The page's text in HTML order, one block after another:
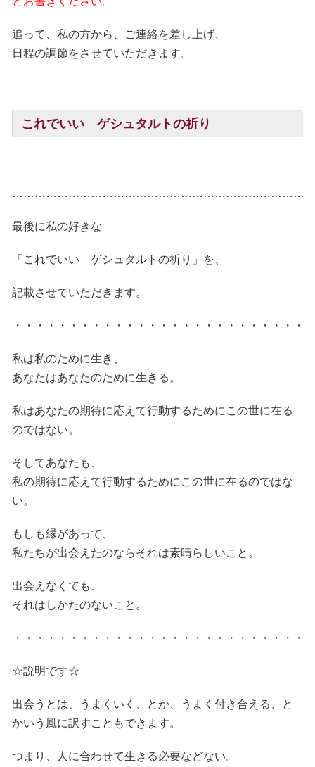
追って、私の方から、ご連絡を差し上げ、
日程の調節をさせていただきます。
これでいい ゲシュタルトの祈り
最後に私の好きな
「これでいい ゲシュタルトの祈り」を、
記載させていただきます。
・・・・・・・・・・・・・・・・・・・・・・・・・・
私は私のために生き、
あなたはあなたのために生きる。
私はあなたの期待に応えて行動するためにこの世に在る
のではない。
そしてあなたも、
私の期待に応えて行動するためにこの世に在るのではな
い。
もしも縁があって、
私たちが出会えたのならそれは素晴らしいこと。
出会えなくても、
それはしかたのないこと。
・・・・・・・・・・・・・・・・・・・・・・・・・・
☆説明です☆
出会うとは、うまくいく、とか、うまく付き合える、と
かいう風に訳すこともできます。
つまり、人に合わせて生きる必要などない。